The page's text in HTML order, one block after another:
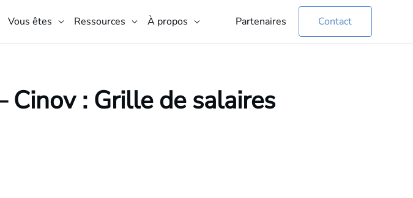
Vous êtes Ressources À propos Partenaires Contact
: Grille de salaires